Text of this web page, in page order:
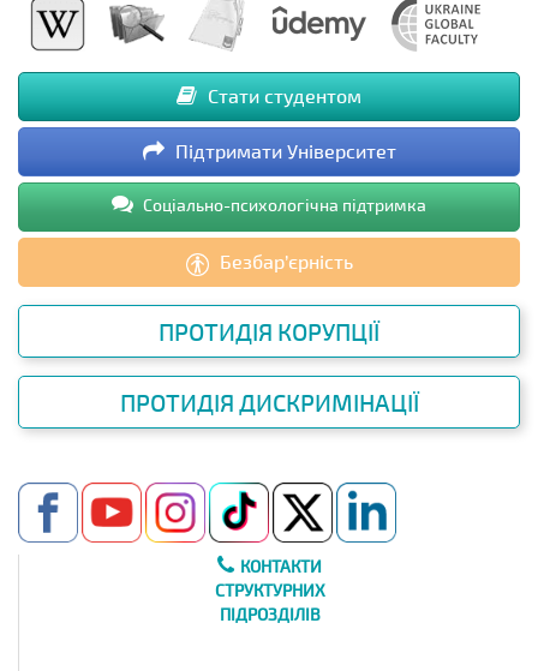
Стати студентом
Підтримати Університет
Соціально-психологічна підтримка
Безбар’єрність
ПРОТИДІЯ КОРУПЦІЇ
ПРОТИДІЯ ДИСКРИМІНАЦІЇ
КОНТАКТИ
СТРУКТУРНИХ
ПІДРОЗДІЛІВ